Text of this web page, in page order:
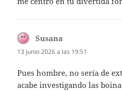
Susana
13 junio 2026 a las 19:51
Pues hombre, no sería de
acabe investigando las